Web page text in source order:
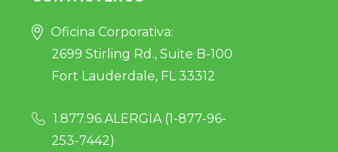
Oficina Corporativa:
2699 Stirling Rd., Suite B-100
Fort Lauderdale, FL 33312
1.877.96.ALERGIA (1-877-96-
253-7442)